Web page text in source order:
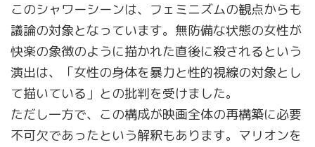
このシャワーシーンは、フェミニズムの観点からも
議論の対象となっています。無防備な状態の女性が
快楽の象徴のように描かれた直後に殺されるという
演出は、「女性の身体を暴力と性的視線の対象とし
て描いている」との批判を受けました。
ただし一方で、この構成が映画全体の再構築に必要
不可欠であったという解釈もあります。マリオンを